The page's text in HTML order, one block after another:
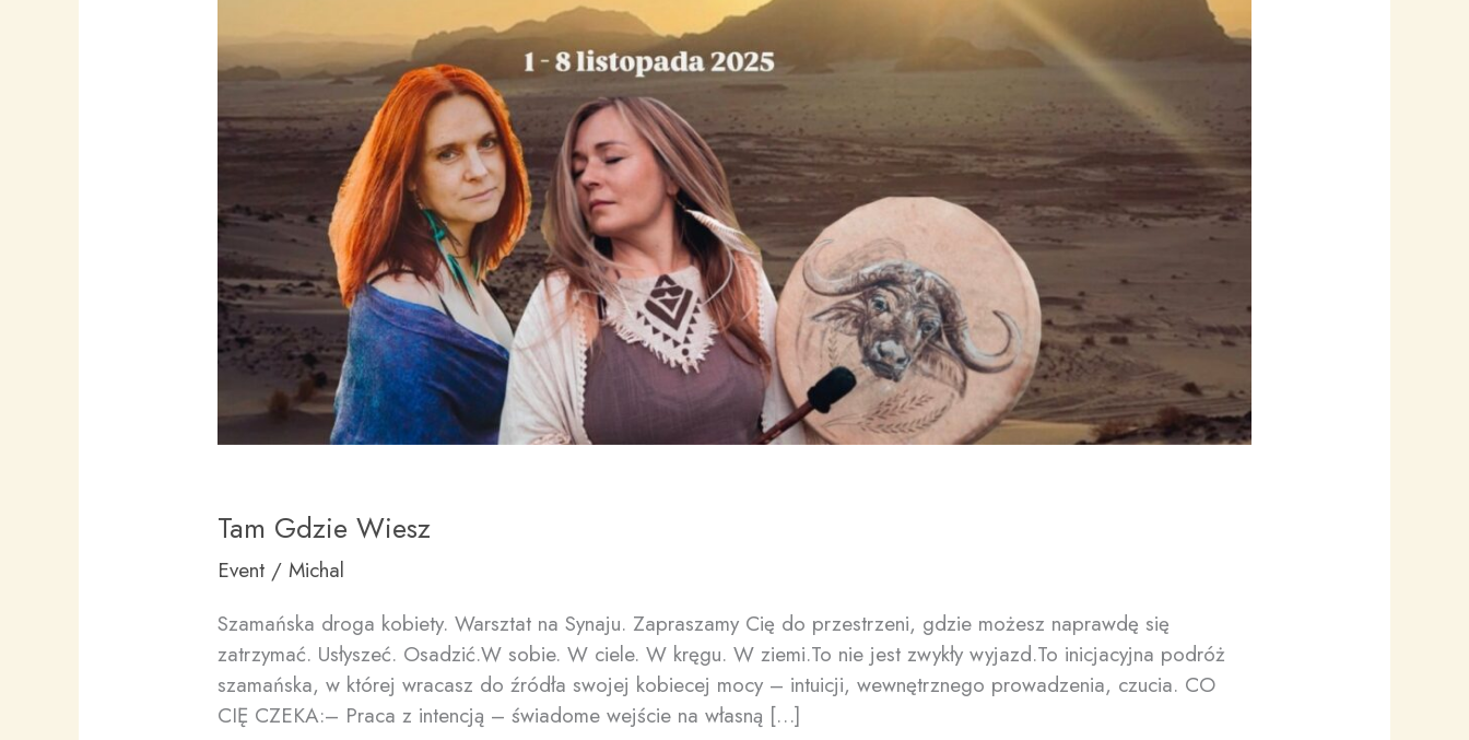
Tam Gdzie Wiesz
Event/ Michal
Szamańska droga kobiety. Warsztat na Synaju. Zapraszamy Cię do przestrzeni, gdzie możesz naprawdę się
zatrzymać. Usłyszeć. Osadzić.W sobie. W ciele. W kręgu. W ziemi.To nie jest zwykły wyjazd.To inicjacyjna podróż
szamańska, w której wracasz do źródła swojej kobiecej mocy – intuicji, wewnętrznego prowadzenia, czucia. CO
CIĘ CZEKA:– Praca z intencją – świadome wejście na własną […]